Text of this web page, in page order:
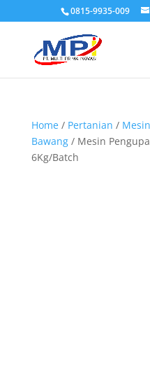
0815-9935-009
Home/ Pertanian /
Bawang/ Mesin
6Kg/Batch